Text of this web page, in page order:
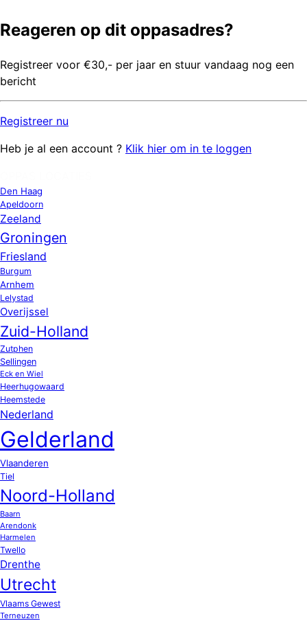
Reageren op dit oppasadres?
Registreer voor €30,- per jaar en stuur vandaag nog een
bericht
Registreer nu
Heb je al een account ? Klik hier om in te loggen
Den Haag
Apeldoorn
Zeeland
Groningen
Friesland
Burgum
Arnhem
Lelystad
Overijssel
Zuid-Holland
Zutphen
Sellingen
Eck en Wiel
Heerhugowaard
Heemstede
Nederland
Gelderland
Vlaanderen
Tiel
Noord-Holland
Baarn
Arendonk
Harmelen
Twello
Drenthe
Utrecht
Vlaams Gewest
Terneuzen